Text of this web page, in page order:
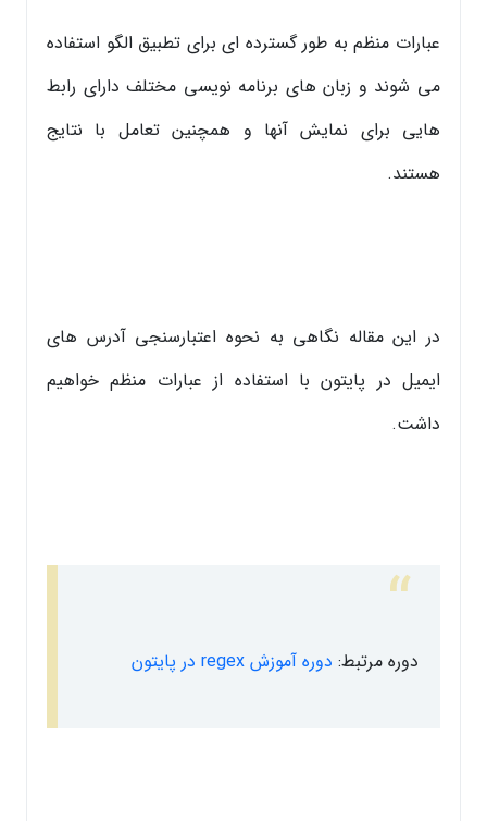
عبارات منظم به طور گسترده ای برای تطبیق الگو استفاده
می شوند و زبان های برنامه نویسی مختلف دارای رابط
هایی برای نمایش آنها و همچنین تعامل با نتایج
هستند.
در این مقاله نگاهی به نحوه اعتبارسنجی آدرس های
ایمیل در پایتون با استفاده از عبارات منظم خواهیم
داشت.
دوره مرتبط: دوره آموزش regex در پایتون